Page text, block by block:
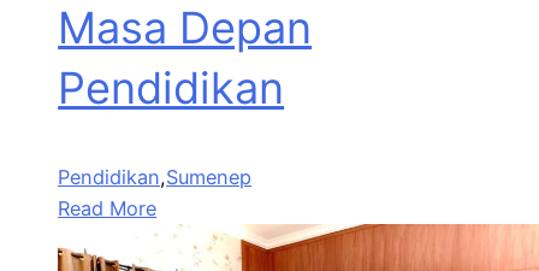
Masa Depan
Pendidikan
Pendidikan,Sumenep
Read More